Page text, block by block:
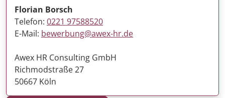
Florian Borsch
Telefon: 0221 97588520
E-Mail: bewerbung@awex-hr.de
Awex HR Consulting GmbH
Richmodstraße 27
50667 Köln